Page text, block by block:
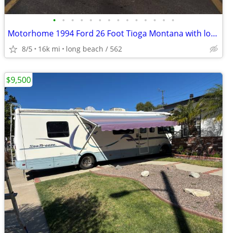
• • • • • • • • • • • • • •
Motorhome 1994 Ford 26 Foot Tioga Montana with low miles
8/5 16k mi long beach / 562
$9,500